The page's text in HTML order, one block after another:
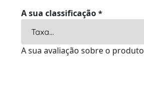
A sua classificação *
A sua avaliação sobre o produto